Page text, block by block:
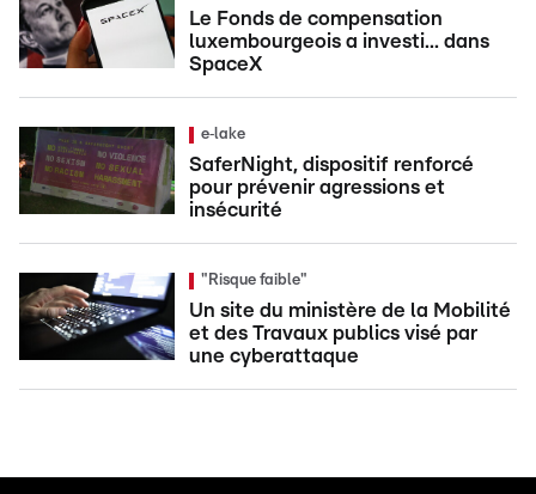
Le Fonds de compensation
luxembourgeois a investi... dans
SpaceX
e‑lake
SaferNight, dispositif renforcé
pour prévenir agressions et
insécurité
"Risque faible"
Un site du ministère de la Mobilité
et des Travaux publics visé par
une cyberattaque